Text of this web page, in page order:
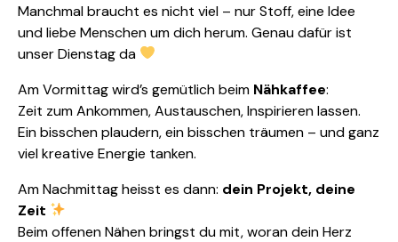
Manchmal braucht es nicht viel – nur Stoff, eine Idee
und liebe Menschen um dich herum. Genau dafür ist
unser Dienstag da
Am Vormittag wird’s gemütlich beim Nähkaffee:
Zeit zum Ankommen, Austauschen, Inspirieren lassen.
Ein bisschen plaudern, ein bisschen träumen – und ganz
viel kreative Energie tanken.
Am Nachmittag heisst es dann: dein Projekt, deine
Zeit
Beim offenen Nähen bringst du mit, woran dein Herz